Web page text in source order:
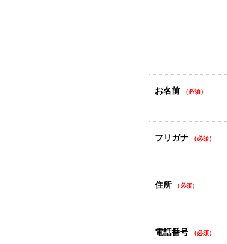
お名前 （必須）
フリガナ （必須）
住所 （必須）
電話番号 （必須）